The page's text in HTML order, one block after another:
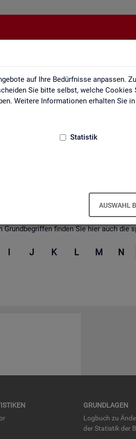
auf Ihre Bedürfnisse anpassen.
Sie bitte selbst, welche Cookies
Weitere Informationen erhalten Sie
Statistik
AUSWAHL
Glossar
Glos­sar
allen sta­tis­tisch re­le­van­ten
fin­den Sie hier auch
I J K L M N
GRUND­LA­GEN
Log­buch zu
der Sta­tis­tik der